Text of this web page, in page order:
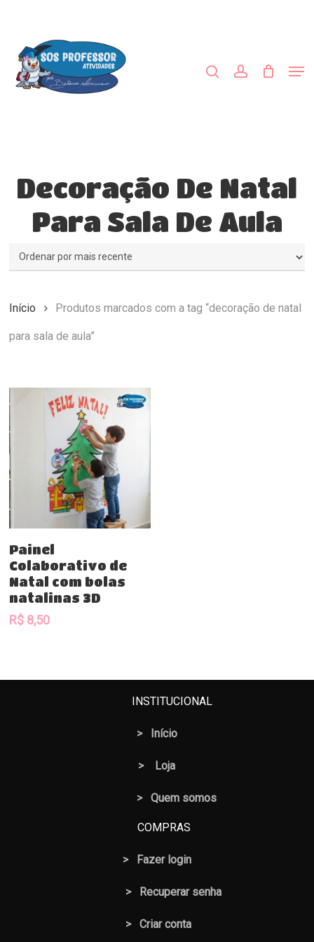
content
Decoração De Natal
Para Sala De Aula
Início Produtos marcados com a tag “decoração de natal
para sala de aula”
Painel
Colaborativo de
Natal com bolas
natalinas 3D
R$ 8,50
INSTITUCIONAL
> Início
> Loja
> Quem somos
COMPRAS
> Fazer login
> Recuperar senha
> Criar conta